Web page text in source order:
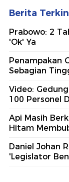
Berita
Prabowo: 2
'Ok' Ya
Penampakan
Sebagian
Video:
100 Personel
Api Masih
Hitam
Daniel Johan
'Legislator